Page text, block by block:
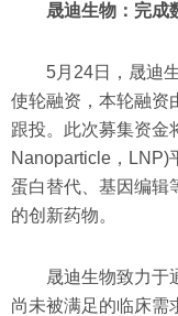
晟迪生物：完成
5月24日，晟迪
使轮融资，本轮融资
跟投。此次募集资金
Nanoparticle，LNP)
蛋白替代、基因编辑
的创新药物。
晟迪生物致力于
尚未被满足的临床需